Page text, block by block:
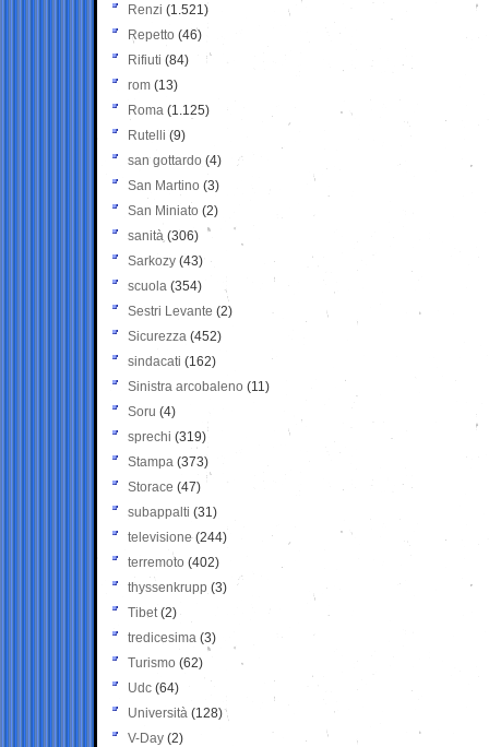
Renzi (1.521)
Repetto (46)
Rifiuti (84)
rom (13)
Roma (1.125)
Rutelli (9)
san gottardo (4)
San Martino (3)
San Miniato (2)
sanità (306)
Sarkozy (43)
scuola (354)
Sestri Levante (2)
Sicurezza (452)
sindacati (162)
Sinistra arcobaleno (11)
Soru (4)
sprechi (319)
Stampa (373)
Storace (47)
subappalti (31)
televisione(244)
terremoto (402)
thyssenkrupp (3)
Tibet(2)
tredicesima (3)
Turismo (62)
Udc (64)
Università (128)
V-Day (2)